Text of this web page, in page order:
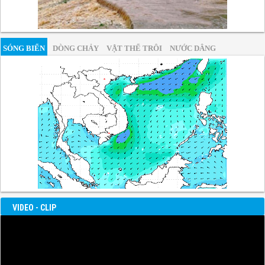
SÓNG BIỂN DÒNG CHẢY VẬT THỂ TRÔI NƯỚC DÂNG
VIDEO - CLIP